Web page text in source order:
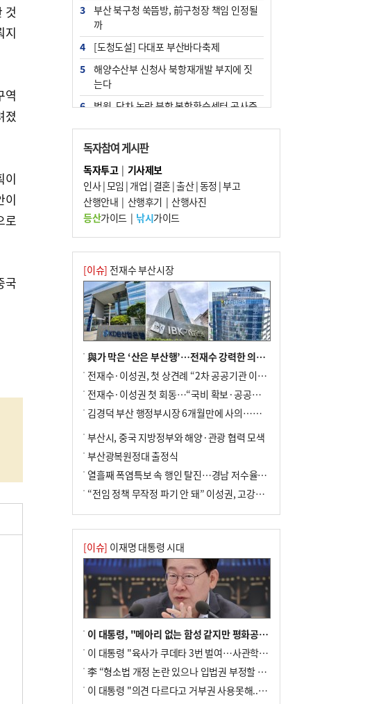
것
지
역
졌
이
이
로
국
3
부산 북구청 쑥뜸방, 前구청장 책임 인정될
까
4
[도청도설] 다대포 부산바다축제
5
해양수산부 신청사 북항재개발 부지에 짓
는다
6
법원, 단차 논란 북항 복합환승센터 공사중
7
지역 상권도 말라죽을 판이라…가뭄 속 밀
양물축제 강행 논란
8
통영시민 추석 전 35만 원 받는다
9
부산 철강공장 50대 노동자 추락사
10 국힘 부산시당, ‘정이한 조력’ 시의원 윤리
위에…‘한동훈 지지’도 신고접수
독자참여 게시판
독자투고| 기사제보
인사|모임 | 개업 | 결혼|출산|동정 |부고
산행안내 | 산행후기 | 산행사진
등산가이드| 낚시가이드
[이슈] 전재수 부산시장
與가 막은 ‘산은 부산행’…전재수 강력한 의지 표명 없인 공염불
전재수·이성권, 첫 상견례 “2차 공공기관 이전 초당 협력”(종합)
전재수·이성권 첫 회동…“국비 확보·공공기관 이전 협력”
김경덕 부산 행정부시장 6개월만에 사의…후임 인선 촉각
부산시, 중국 지방정부와 해양·관광 협력 모색
부산광복원정대 출정식
열흘째 폭염특보 속 행인 탈진…경남 저수율 평년의 절반
“전임 정책 무작정 파기 안 돼” 이성권, 고강도 ‘전재수 견제’ 예고
[이슈] 이재명 대통령 시대
이 대통령, "메아리 없는 함성 같지만 평화공존책 계속해야"
이 대통령 "육사가 쿠데타 3번 벌여…사관학교 통합 신속히 추진"
李 “형소법 개정 논란 있으나 입법권 부정할 만큼은 아냐”(종합)
이 대통령 "의견 다르다고 거부권 사용못해.. 입법권 부정할 상황이라 보기 어려워"